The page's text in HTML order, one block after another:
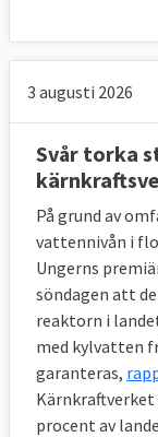
3 augusti 2026
Svår torka
På grund av
vattennivån i
Ungerns
söndagen att
reaktorn i
med kylvatten
garanteras,
procent av